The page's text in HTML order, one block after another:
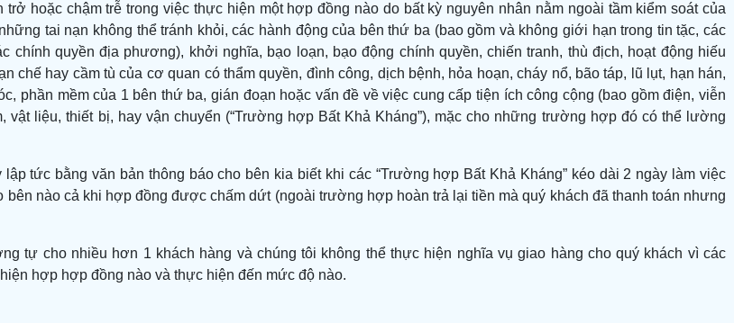
hoặc chậm trễ trong việc thực hiện một hợp đồng nào do bất kỳ nguyên nhân nằm ngoài tầm kiểm soát của
tai nạn không thể tránh khỏi, các hành động của bên thứ ba (bao gồm và không giới hạn trong tin tặc, các
chính quyền địa phương), khởi nghĩa, bạo loạn, bạo động chính quyền, chiến tranh, thù địch, hoạt động hiếu
hay cầm tù của cơ quan có thẩm quyền, đình công, dịch bệnh, hỏa hoạn, cháy nổ, bão táp, lũ lụt, hạn hán,
phần mềm của 1 bên thứ ba, gián đoạn hoặc vấn đề về việc cung cấp tiện ích công cộng (bao gồm điện, viễn
vật liệu, thiết bị, hay vận chuyển (“Trường hợp Bất Khả Kháng”), mặc cho những trường hợp đó có thể lường
tức bằng văn bản thông báo cho bên kia biết khi các “Trường hợp Bất Khả Kháng” kéo dài 2 ngày làm việc
nào cả khi hợp đồng được chấm dứt (ngoài trường hợp hoàn trả lại tiền mà quý khách đã thanh toán nhưng
tự cho nhiều hơn 1 khách hàng và chúng tôi không thể thực hiện nghĩa vụ giao hàng cho quý khách vì các
hợp hợp đồng nào và thực hiện đến mức độ nào.